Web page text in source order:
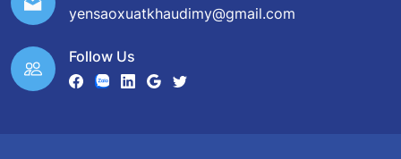
yensaoxuatkhaudimy@gmail.com
Follow Us